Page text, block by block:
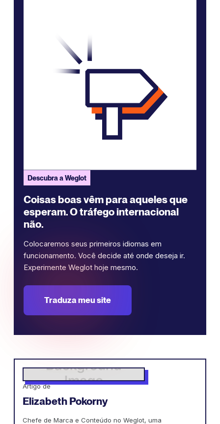
Descubra a Weglot
Coisas boas vêm para aqueles que
esperam. O tráfego internacional
não.
Colocaremos seus primeiros idiomas em
funcionamento. Você decide até onde deseja ir.
Experimente Weglot hoje mesmo.
Traduza meu site
Artigo de
Elizabeth Pokorny
Chefe de Marca e Conteúdo no Weglot, uma